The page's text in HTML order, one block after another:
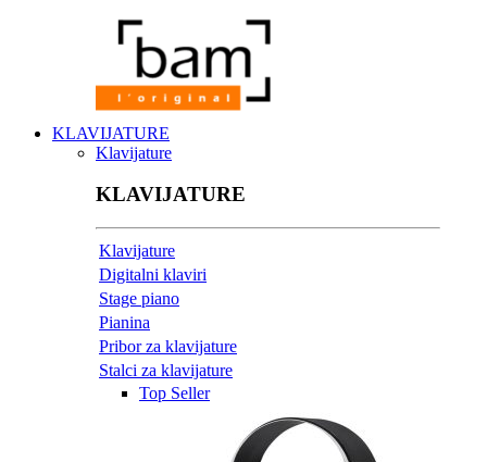
KLAVIJATURE
Klavijature
KLAVIJATURE
Klavijature
Digitalni klaviri
Stage piano
Pianina
Pribor za klavijature
Stalci za klavijature
Top Seller